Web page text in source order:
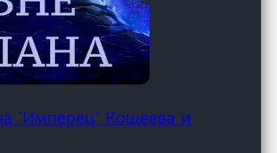
`Имперец` Кощеева и